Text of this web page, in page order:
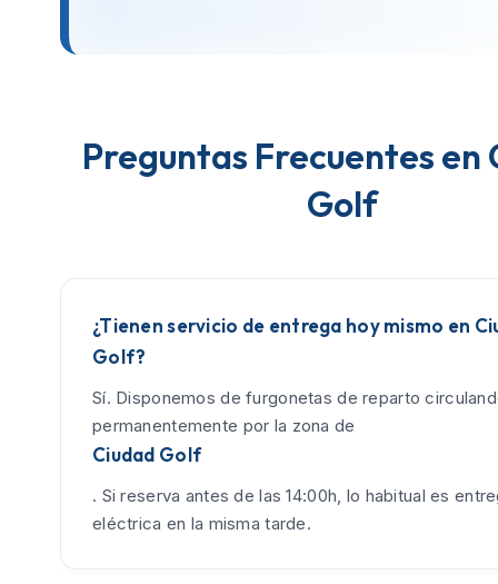
Preguntas Frecuentes en
Golf
¿Tienen servicio de entrega hoy mismo en
Golf?
Sí. Disponemos de furgonetas de reparto
permanentemente por la zona de
Ciudad Golf
. Si reserva antes de las 14:00h, lo habitual es
eléctrica en la misma tarde.